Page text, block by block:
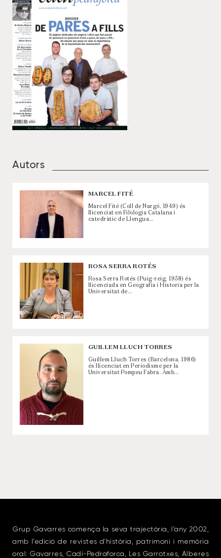
Autors
MARCEL FITÉ
Marcel Fité (Coll de Nargó, 1949) és
llicenciat en Filologia Catalana i
catedràtic de Llengua…
ROSA SERRA ROTÉS
Rosa Serra Rotés (Puig-reig, 1958) és
llicenciada en Geografia i Historia per la
Universitat de…
GUILLEM LLUCH TORRES
Guillem Lluch Torres (Barcelona, 1986)
és llicenciat en Periodisme per la
Universitat Pompeu Fabra. Amb…
Grup Gavarres comença la seva trajectòria, l’any 2002,
amb l’edició de revistes d’història, patrimoni i memòria
oral: Gavarres, Cadí-Pedraforca, Les Garrotxes, Alberes